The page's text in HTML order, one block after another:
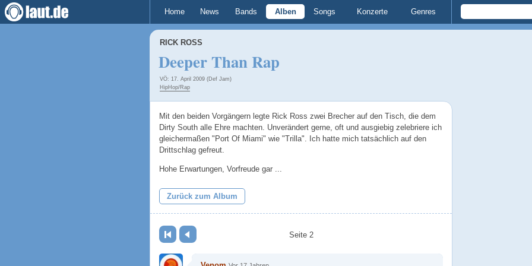
Home News Bands Alben Songs Konzerte Genres
RICK ROSS
Deeper Than Rap
VÖ: 17. April 2009 (Def Jam)
HipHop/Rap
Mit den beiden Vorgängern legte Rick Ross zwei Brecher auf den Tisch, die dem
Dirty South alle Ehre machten. Unverändert gerne, oft und ausgiebig zelebriere ich
gleichermaßen "Port Of Miami" wie "Trilla". Ich hatte mich tatsächlich auf den
Drittschlag gefreut.
Hohe Erwartungen, Vorfreude gar ...
Zurück zum Album
Seite 2